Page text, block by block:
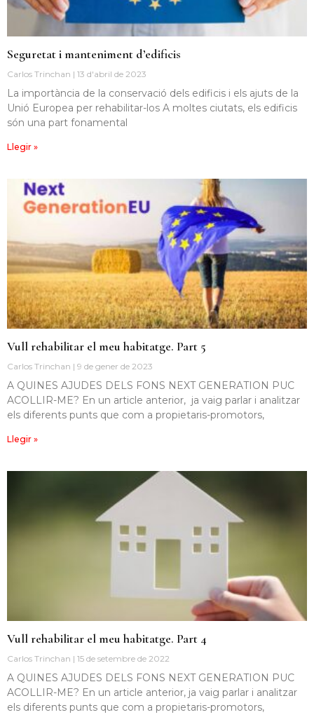
Seguretat i manteniment d’edificis
Carlos Trinchan 13 d'abril de 2023
La importància de la conservació dels edificis i els ajuts de la
Unió Europea per rehabilitar-los A moltes ciutats, els edificis
són una part fonamental
Llegir »
Vull rehabilitar el meu habitatge. Part 5
Carlos Trinchan 9 de gener de 2023
A QUINES AJUDES DELS FONS NEXT GENERATION PUC
ACOLLIR-ME? En un article anterior, ja vaig parlar i analitzar
els diferents punts que com a propietaris-promotors,
Llegir »
Vull rehabilitar el meu habitatge. Part 4
Carlos Trinchan 15 de setembre de 2022
A QUINES AJUDES DELS FONS NEXT GENERATION PUC
ACOLLIR-ME? En un article anterior, ja vaig parlar i analitzar
els diferents punts que com a propietaris-promotors,